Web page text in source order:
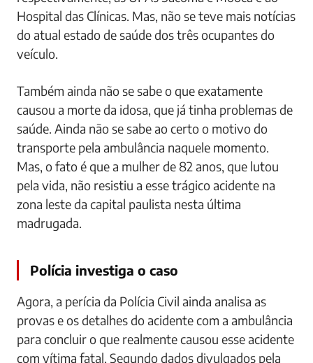
Hospital das Clínicas. Mas, não se teve mais notícias
do atual estado de saúde dos três ocupantes do
veículo.
Também ainda não se sabe o que exatamente
causou a morte da idosa, que já tinha problemas de
saúde. Ainda não se sabe ao certo o motivo do
transporte pela ambulância naquele momento.
Mas, o fato é que a mulher de 82 anos, que lutou
pela vida, não resistiu a esse trágico acidente na
zona leste da capital paulista nesta última
madrugada.
Polícia investiga o caso
Agora, a perícia da Polícia Civil ainda analisa as
provas e os detalhes do acidente com a ambulância
para concluir o que realmente causou esse acidente
com vítima fatal. Segundo dados divulgados pela